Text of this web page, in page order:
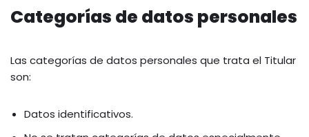
Categorías de datos personales
Las categorías de datos personales que trata el Titular
son:
Datos identificativos.